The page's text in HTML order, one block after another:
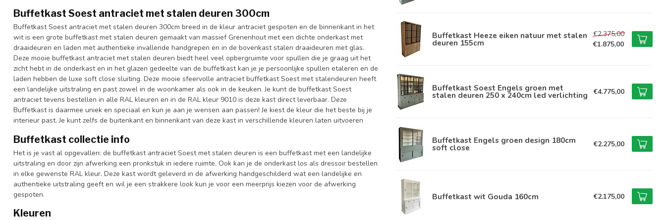
Buffetkast Soest antraciet met stalen deuren 300cm
Buffetkast Soest antraciet met stalen deuren 300cm breed in de kleur antraciet gespoten en de binnenkant in het
wit is een grote buffetkast met stalen deuren gemaakt van massief Grenenhout met een dichte onderkast met
draaideuren en laden met authentieke invallende handgrepen en in de bovenkast stalen draaideuren met glas.
Deze mooie buffetkast antraciet met stalen deuren biedt heel veel opbergruimte voor spullen die je graag uit het
zicht hebt in de onderkast en in het glazen gedeelte van de buffetkast kan je je persoonlijke spullen etaleren en de
laden hebben de luxe soft close sluiting. Deze mooie sfeervolle antraciet buffetkast Soest met stalendeuren heeft
een landelijke uitstraling en past zowel in de woonkamer als ook in de keuken. Je kunt de buffetkast Soest
antraciet tevens bestellen in alle RAL kleuren en in de RAL kleur 9010 is deze kast direct leverbaar. Deze
Buffetkast is daarmee uniek en speciaal en kun je aan je wensen aan passen! Je kiest de kleur die het beste bij je
interieur past. Je kunt zelfs de buitenkant en binnenkant van deze kast in verschillende kleuren laten uitvoeren
Buffetkast collectie info
Het is je vast al opgevallen: de buffetkast antraciet Soest met stalen deuren is een buffetkast met een landelijke
uitstraling en door zijn afwerking een pronkstuk in iedere ruimte. Ook kan je de onderkast los als dressoir bestellen
in elke gewenste RAL kleur. Deze kast wordt geleverd in de afwerking handgeschilderd wat een landelijke en
authentieke uitstraling geeft en wil je een strakkere look kun je voor een meerprijs kiezen voor de afwerking
gespoten.
Kleuren
Buffetkast Heeze eiken natuur met stalen
deuren 155cm
€2.375,00
€1.875,00
Buffetkast Soest Engels groen met
stalen deuren 250 x 240cm led verlichting €4.775,00
Buffetkast Engels groen design 180cm
soft close €2.275,00
Buffetkast wit Gouda 160cm €2.175,00